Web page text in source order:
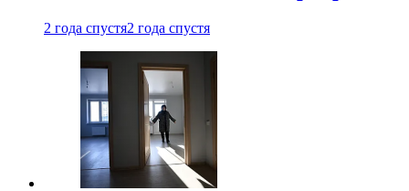
2 года спустя2 года спустя